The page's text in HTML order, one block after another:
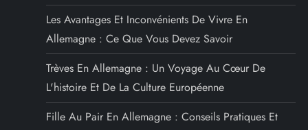
Les Avantages Et Inconvénients De Vivre En
Allemagne : Ce Que Vous Devez Savoir
Trèves En Allemagne : Un Voyage Au Cœur De
L'histoire Et De La Culture Européenne
Fille Au Pair En Allemagne : Conseils Pratiques Et